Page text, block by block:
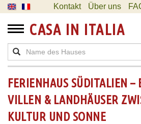
Kontakt Über uns
CASA IN ITALIA
FERIENHAUS SÜDITALIEN –
VILLEN & LANDHÄUSER
KULTUR UND SONNE